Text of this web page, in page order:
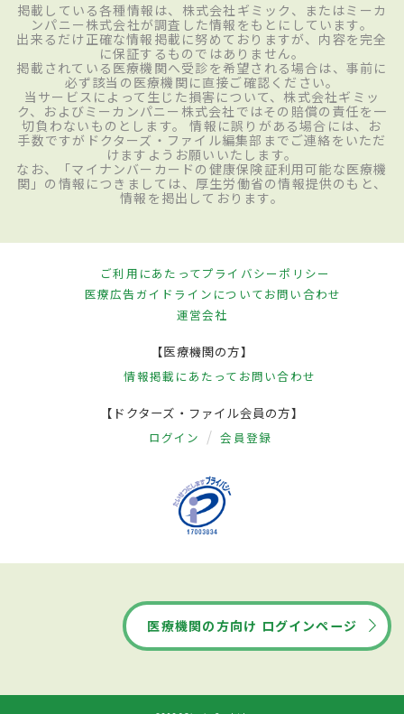
掲載している各種情報は、株式会社ギミック、またはミーカ
ンパニー株式会社が調査した情報をもとにしています。
出来るだけ正確な情報掲載に努めておりますが、内容を完全
に保証するものではありません。
掲載されている医療機関へ受診を希望される場合は、事前に
必ず該当の医療機関に直接ご確認ください。
当サービスによって生じた損害について、株式会社ギミッ
ク、およびミーカンパニー株式会社ではその賠償の責任を一
切負わないものとします。 情報に誤りがある場合には、お
手数ですがドクターズ・ファイル編集部までご連絡をいただ
けますようお願いいたします。
なお、「マイナンバーカードの健康保険証利用可能な医療機
関」の情報につきましては、厚生労働省の情報提供のもと、
情報を掲出しております。
ご利用にあたってプライバシーポリシー
医療広告ガイドラインについてお問い合わせ
運営会社
【医療機関の方】
情報掲載にあたって お問い合わせ
【ドクターズ・ファイル会員の方】
ログイン 会員登録
医療機関の方向け ログインページ